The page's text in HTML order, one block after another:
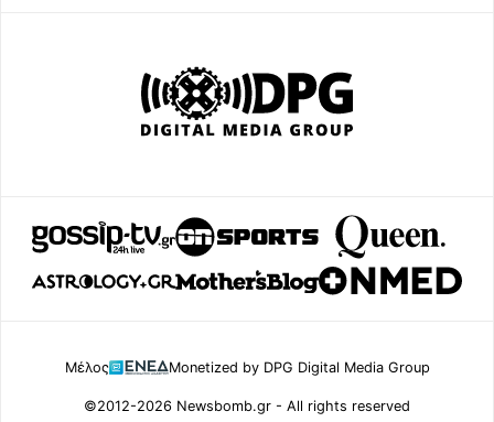
Μέλος Monetized by DPG Digital Media Group
©2012-2026 Newsbomb.gr - All rights reserved